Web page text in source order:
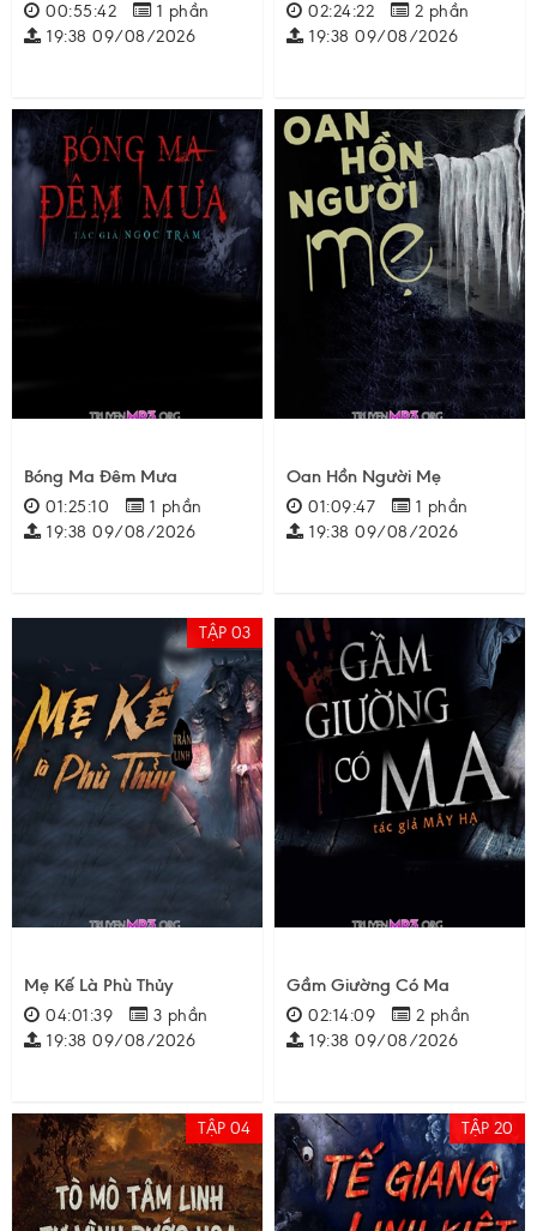
00:55:42
1 phần
19:38 09/08/2026
02:24:22
2 phần
19:38 09/08/2026
Bóng Ma Đêm Mưa
01:25:10
1 phần
19:38 09/08/2026
Oan Hồn Người Mẹ
01:09:47
1 phần
19:38 09/08/2026
TẬP 03
Mẹ Kế Là Phù Thủy
04:01:39
3 phần
19:38 09/08/2026
Gầm Giường Có Ma
02:14:09
2 phần
19:38 09/08/2026
TẬP 04 TẬP 20